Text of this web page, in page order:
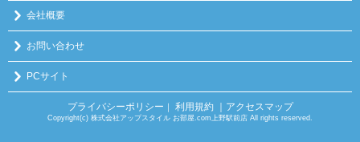
会社概要
お問い合わせ
PCサイト
プライバシーポリシー ｜ 利用規約 ｜アクセスマップ
Copyright(c) 株式会社アップスタイル お部屋.com上野駅前店 All rights reserved.